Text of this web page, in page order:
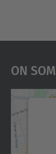
On Som